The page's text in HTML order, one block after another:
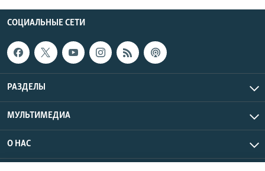
СОЦИАЛЬНЫЕ СЕТИ
РАЗДЕЛЫ
МУЛЬТИМЕДИА
О НАС